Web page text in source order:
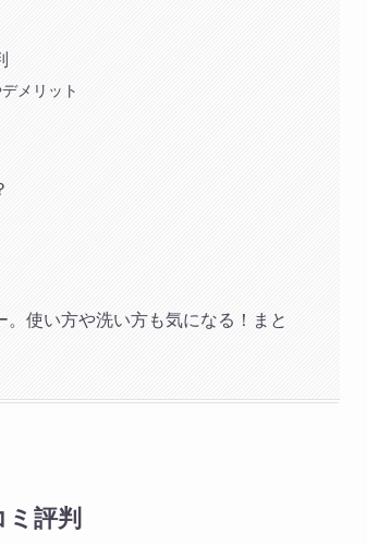
メリット
使い方や洗い方も気になる！まと
評判